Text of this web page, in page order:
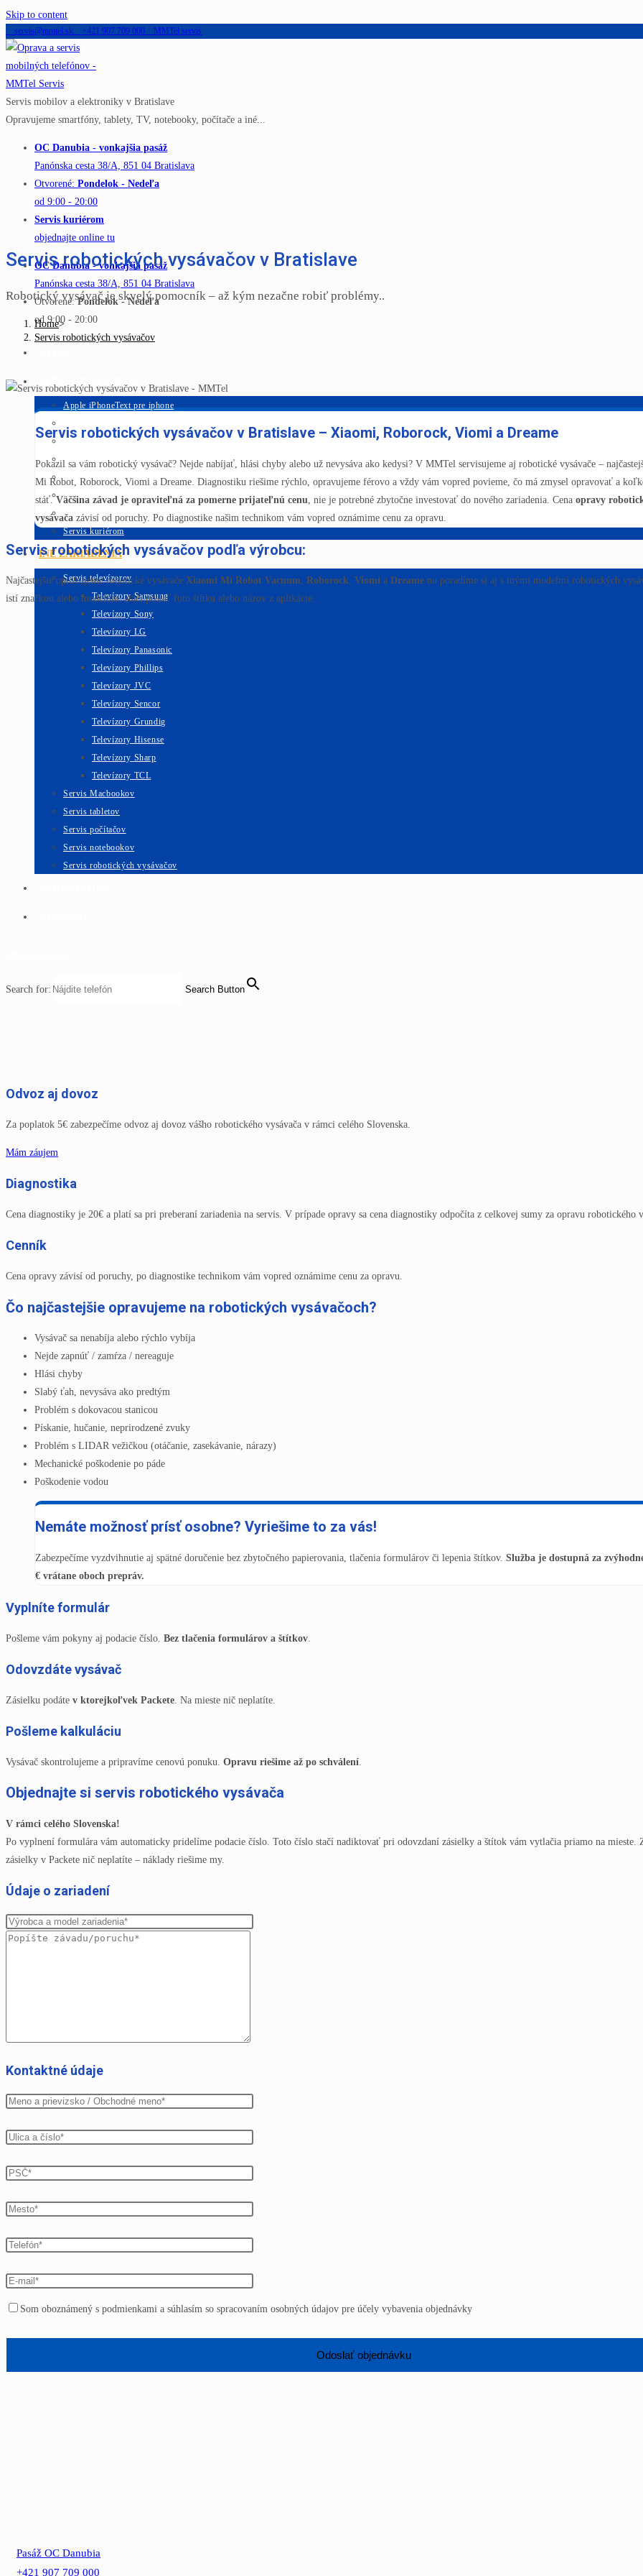
Skip to content
servis@mmtel.sk +421 907 709 000 MMTel servis
Servis mobilov a elektroniky v Bratislave
Opravujeme smartfóny, tablety, TV, notebooky, počítače a iné...
OC Danubia - vonkajšia pasáž
Panónska cesta 38/A, 851 04 Bratislava
Otvorené: Pondelok - Nedeľa
od 9:00 - 20:00
Servis kuriérom
objednajte online tu
OC Danubia - vonkajšia pasáž
Panónska cesta 38/A, 851 04 Bratislava
Otvorené:Pondelok - Nedeľa
od 9:00 - 20:00
Apple iPhoneText pre iphone
Xiaomi
Sony
Lenovo Moto
Všetky značky
Servis kuriérom
INÉ ZARIADENIA
Servis televízorov
Televízory Samsung
Televízory Sony
Televízory LG
Televízory Panasonic
Televízory Phillips
Televízory JVC
Televízory Sencor
Televízory Grundig
Televízory Hisense
Televízory Sharp
Televízory TCL
Servis Macbookov
Servis tabletov
Servis počítačov
Servis notebookov
Servis robotických vysávačov
Search for: Search Button
Servis robotických vysávačov v Bratislave
Robotický vysávač je skvelý pomocník – až kým nezačne robiť problémy..
Home>
Servis robotických vysávačov
Servis robotických vysávačov v Bratislave – Xiaomi, Roborock, Viomi a Dreame
Pokazil sa vám robotický vysávač? Nejde nabíjať, hlási chyby alebo už nevysáva ako kedysi? V MMTel servisujeme aj robotické vysávače –
Mi Robot, Roborock, Viomi a Dreame. Diagnostiku riešime rýchlo, opravujeme férovo a vždy vám vopred povieme, čo má zmysel opravovať a
stáť.Väčšina závad je opraviteľná za pomerne prijateľnú cenu, nie je potrebné zbytočne investovať do nového zariadenia. Cena opravy
vysávača závisí od poruchy. Po diagnostike našim technikom vám vopred oznámime cenu za opravu.
Servis robotických vysávačov podľa výrobcu:
Najčastejšie opravujeme robotické vysávače Xiaomi Mi Robot Vacuum, Roborock, Viomi a Dreame no poradíme si aj s inými modelmi robotických
istí značkou alebo modelom, stačí poslať foto štítku alebo názov z aplikácie.
Odvoz aj dovoz
Za poplatok 5€ zabezpečíme odvoz aj dovoz vášho robotického vysávača v rámci celého Slovenska.
Mám záujem
Diagnostika
Cena diagnostiky je 20€ a platí sa pri preberaní zariadenia na servis. V prípade opravy sa cena diagnostiky odpočíta z celkovej sumy za opravu robotického
Cenník
Cena opravy závisí od poruchy, po diagnostike technikom vám vopred oznámime cenu za opravu.
Čo najčastejšie opravujeme na robotických vysávačoch?
Vysávač sa nenabíja alebo rýchlo vybíja
Nejde zapnúť / zamŕza / nereaguje
Hlási chyby
Slabý ťah, nevysáva ako predtým
Problém s dokovacou stanicou
Pískanie, hučanie, neprirodzené zvuky
Problém s LIDAR vežičkou (otáčanie, zasekávanie, nárazy)
Mechanické poškodenie po páde
Poškodenie vodou
Nemáte možnosť prísť osobne? Vyriešime to za vás!
Zabezpečíme vyzdvihnutie aj spätné doručenie bez zbytočného papierovania, tlačenia formulárov či lepenia štítkov. Služba je dostupná za
€ vrátane oboch prepráv.
Vyplníte formulár
Pošleme vám pokyny aj podacie číslo. Bez tlačenia formulárov a štítkov
Odovzdáte vysávač
Zásielku podáte v ktorejkoľvek Packete . Na mieste nič neplatíte.
Pošleme kalkuláciu
Vysávač skontrolujeme a pripravíme cenovú ponuku. Opravu riešime až po schválení
Objednajte si servis robotického vysávača
V rámci celého Slovenska!
Po vyplnení formulára vám automaticky pridelíme podacie číslo. Toto číslo stačí nadiktovať pri odovzdaní zásielky a štítok vám vytlačia priamo na mieste.
zásielky v Packete nič neplatíte – náklady riešime my.
Údaje o zariadení
Kontaktné údaje
Som oboznámený s podmienkami a súhlasím so spracovaním osobných údajov pre účely vybavenia objednávky
Pasáž OC Danubia
+421 907 709 000